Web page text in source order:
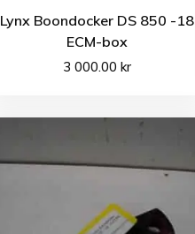
Lynx Boondocker DS 850 -18
ECM-box
3 000.00 kr